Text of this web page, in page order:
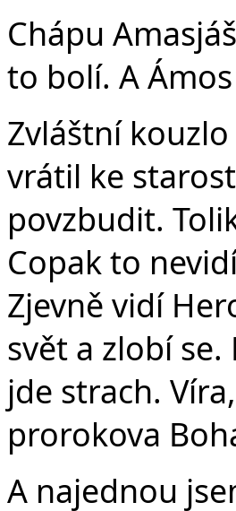
Chápu
to bolí. A
Zvláštní
vrátil ke
povzbudit.
Copak to
Zjevně vidí
svět a zlobí
jde strach.
prorokova
A najednou